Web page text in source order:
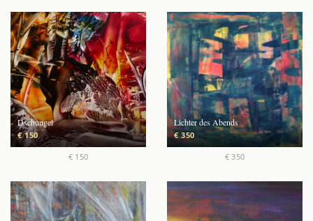
Dschungel
€ 150
€ 150
Lichter des Abends
€ 350
€ 350